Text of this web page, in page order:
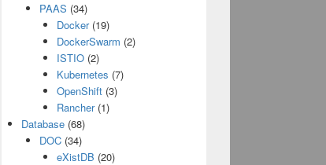
PAAS (34)
Docker(19)
DockerSwarm (2)
ISTIO (2)
Kubernetes (7)
OpenShift (3)
Rancher(1)
Database (68)
DOC(34)
eXistDB (20)